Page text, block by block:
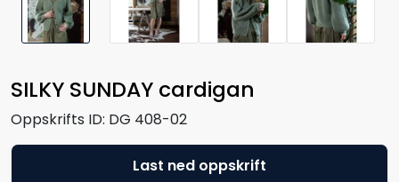
SILKY SUNDAY cardigan
Oppskrifts ID: DG 408-02
Last ned oppskrift